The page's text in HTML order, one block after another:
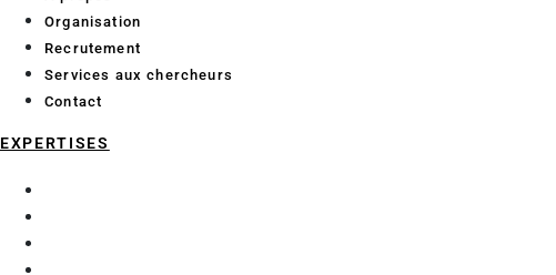
Organisation
Recrutement
Services aux chercheurs
Contact
EXPERTISES